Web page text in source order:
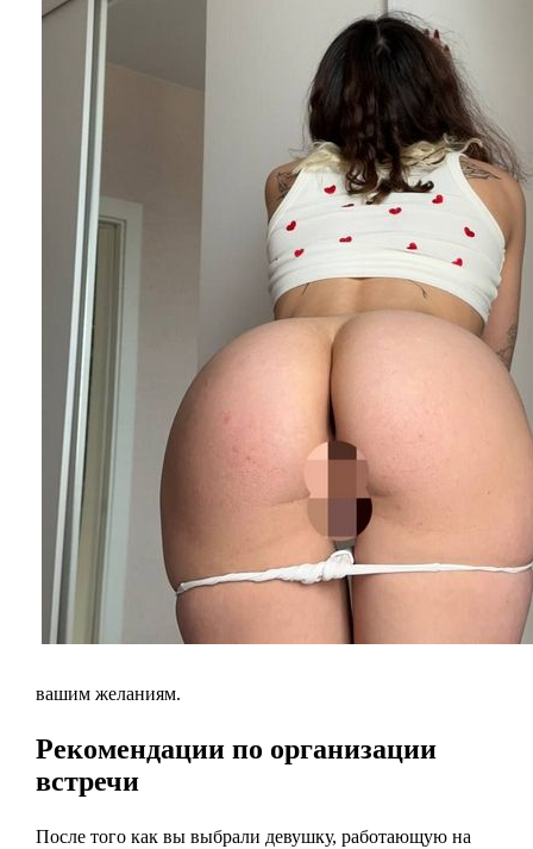
вашим желаниям.
Рекомендации по организации
встречи
После того как вы выбрали девушку, работающую на